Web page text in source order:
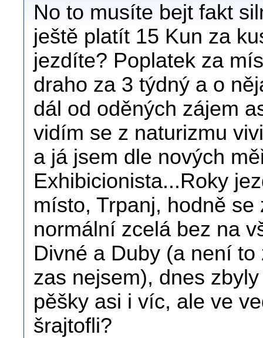
No to musíte bejt fakt
ještě platít 15 Kun za
jezdíte? Poplatek za
draho za 3 týdný a o
dál od oděných zájem
vidím se z naturizmu
a já jsem dle nových
Exhibicionista...Roky
místo, Trpanj, hodně
normální zcelá bez na
Divné a Duby (a není
zas nejsem), dnes
pěšky asi i víc, ale ve
šrajtofli?